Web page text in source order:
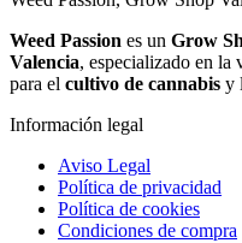
Weed Passion es un Grow
Valencia, especializado en la
para el cultivo de cannabis y
Información legal
Aviso Legal
Política de privacidad
Política de cookies
Condiciones de compra